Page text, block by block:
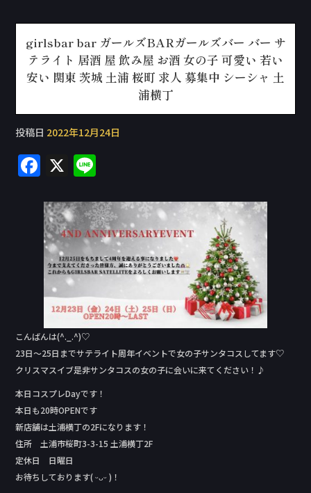
girlsbar bar ガールズBARガールズバー バー サ
テライト 居酒 屋 飲み屋 お酒 女の子 可愛い 若い
安い 関東 茨城 土浦 桜町 求人 募集中 シーシャ 土
浦横丁
投稿日 2022年12月24日
F
c
e
b
o
o
k
X
e
こんばんは(^._.^)♡
23日〜25日までサテライト周年イベントで女の子サンタコスしてます♡
クリスマスイブ是非サンタコスの女の子に会いに来てください！♪
本日コスプレDay‬です！
本日も20時OPENです
新店舗は土浦横丁の2Fになります！
住所 土浦市桜町3-3-15 土浦横丁2F
定休日 日曜日
お待ちしております( ᵕᴗᵕ )！